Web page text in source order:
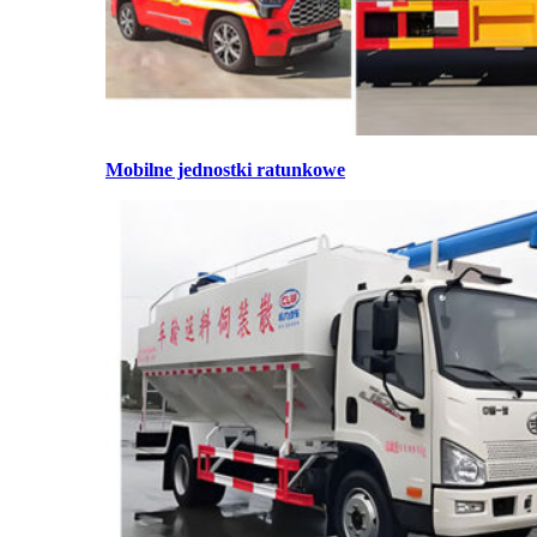
Mobilne jednostki ratunkowe